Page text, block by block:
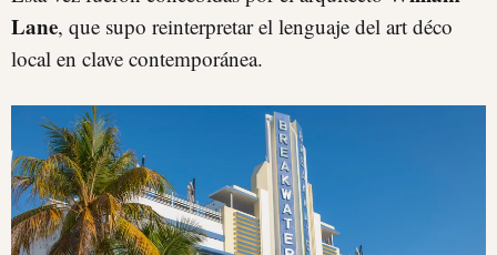
Lane, que supo reinterpretar el lenguaje del art déco
local en clave contemporánea.